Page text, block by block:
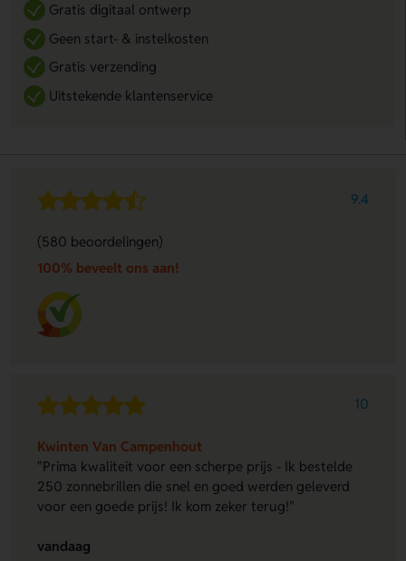
Gratis digitaal ontwerp
Geen start- & instelkosten
Gratis verzending
Uitstekende klantenservice
9.4
(580 beoordelingen)
100% beveelt ons aan!
10
Kwinten Van Campenhout
"Prima kwaliteit voor een scherpe prijs - Ik bestelde
250 zonnebrillen die snel en goed werden geleverd
voor een goede prijs! Ik kom zeker terug!"
vandaag